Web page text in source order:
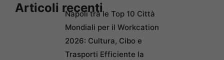
Articoli recentiNapoli tra le Top 10 Città
Mondiali per il Workcation
2026: Cultura, Cibo e
Trasporti Efficiente la